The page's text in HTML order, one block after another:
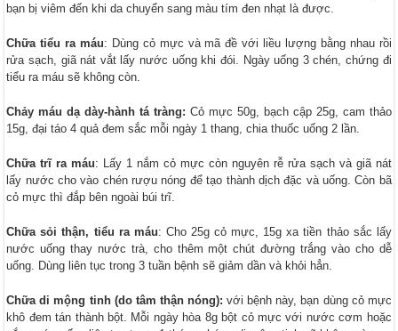
bạn bị viêm đến khi da chuyển sang màu tím đen nhạt là được.
Chữa tiểu ra máu: Dùng cỏ mực và mã đề với liều lượng bằng nhau rồi
rửa sạch, giã nát vắt lấy nước uống khi đói. Ngày uống 3 chén, chứng đi
tiểu ra máu sẽ không còn.
Chảy máu dạ dày-hành tá tràng: Cỏ mực 50g, bạch cập 25g, cam thảo
15g, đại táo 4 quả đem sắc mỗi ngày 1 thang, chia thuốc uống 2 lần.
Chữa trĩ ra máu: Lấy 1 nắm cỏ mực còn nguyên rễ rửa sạch và giã nát
lấy nước cho vào chén rượu nóng để tạo thành dịch đặc và uống. Còn bã
cỏ mực thì đắp bên ngoài búi trĩ.
Chữa sỏi thận, tiểu ra máu: Cho 25g cỏ mực, 15g xa tiền thảo sắc lấy
nước uống thay nước trà, cho thêm một chút đường trắng vào cho dễ
uống. Dùng liên tục trong 3 tuần bệnh sẽ giảm dần và khỏi hẳn.
Chữa di mộng tinh (do tâm thận nóng): với bệnh này, bạn dùng cỏ mực
khô đem tán thành bột. Mỗi ngày hòa 8g bột cỏ mực với nước cơm hoặc